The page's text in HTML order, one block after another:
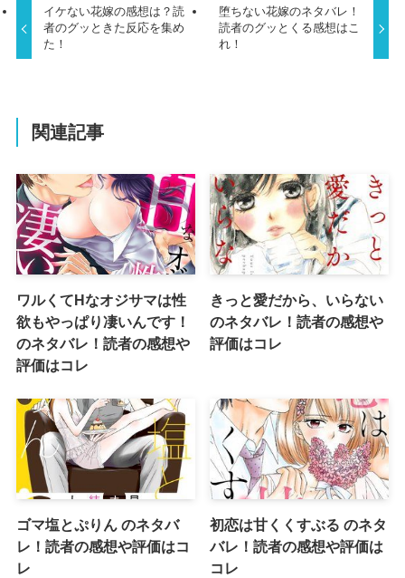
イケない花嫁の感想は？読
者のグッときた反応を集め
た！
堕ちない花嫁のネタバレ！
読者のグッとくる感想はこ
れ！
関連記事
ワルくてHなオジサマは性
欲もやっぱり凄いんです！
のネタバレ！読者の感想や
評価はコレ
きっと愛だから、いらない
のネタバレ！読者の感想や
評価はコレ
ゴマ塩とぷりん のネタバ
レ！読者の感想や評価はコ
レ
初恋は甘くくすぶる のネタ
バレ！読者の感想や評価は
コレ